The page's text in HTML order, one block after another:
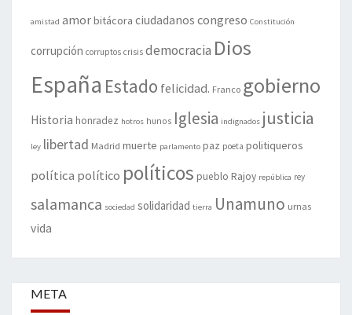
amistad amorbitácora ciudadanos congreso Constitución
corrupción corruptos crisis democracia Dios
España Estado felicidad. Franco gobierno
Historia honradez hotros hunos Iglesia indignados justicia
ley libertad Madrid muerte parlamento paz poeta politiqueros
política político políticos pueblo Rajoy república rey
salamanca sociedad solidaridad tierra Unamuno urnas
vida
META